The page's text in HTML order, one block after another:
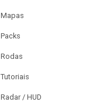
Mapas
Packs
Rodas
Tutoriais
Radar / HUD